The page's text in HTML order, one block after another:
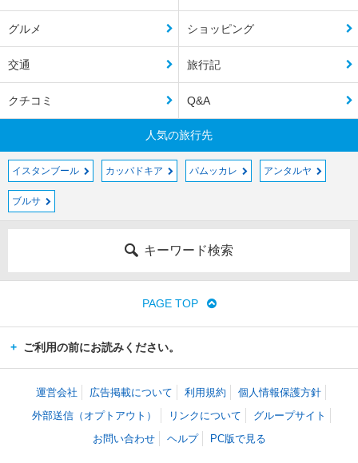
グルメ ショッピング
交通 旅行記
クチコミ Q&A
人気の旅行先
イスタンブール カッパドキア パムッカレ アンタルヤ
ブルサ
キーワード検索
PAGE TOP
ご利用の前にお読みください。
運営会社 広告掲載について 利用規約
個人情報保護方針
外部送信（オプトアウト）
リンクについて
グループサイト
お問い合わせ
ヘルプ PC版で見る